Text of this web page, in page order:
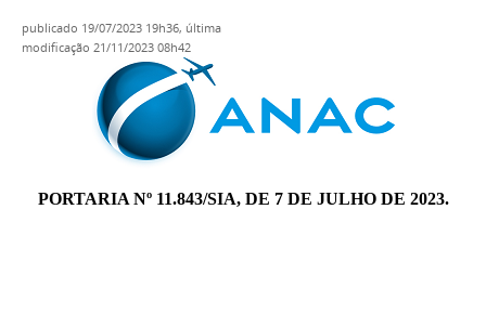
publicado 19/07/2023 19h36, última
modificação 21/11/2023 08h42
PORTARIA Nº 11.843/SIA, DE 7 DE JULHO DE 2023.